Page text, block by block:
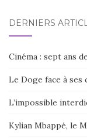
DERNIERS
Cinéma : sept ans
Le Doge face à ses
L’impossible
Kylian Mbappé, le